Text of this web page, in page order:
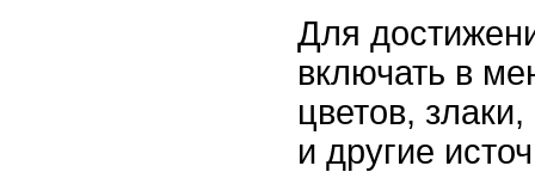
Для
включать в
цветов,
и другие